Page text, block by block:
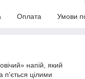
Оплата Умови
напій, який
п'ється цілими